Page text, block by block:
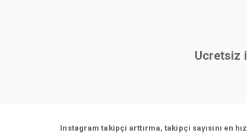
Ucretsiz
Instagram takipçi arttırma, takipçi sayısını en